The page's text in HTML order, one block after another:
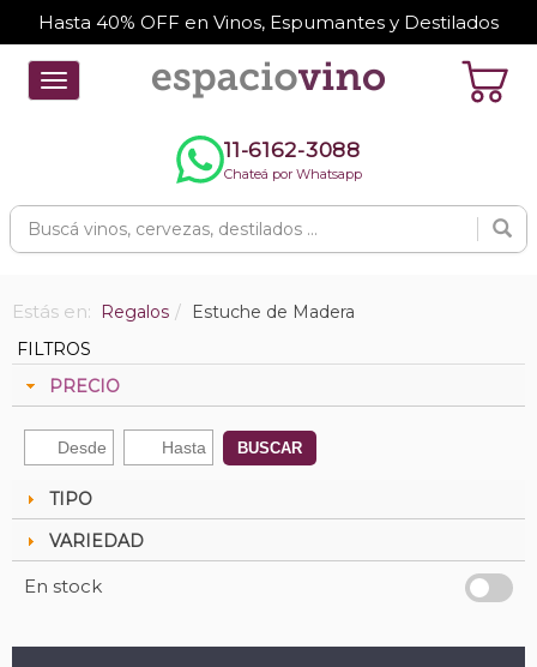
Hasta 40% OFF en Vinos, Espumantes y Destilados
Toggle
navigation
11-6162-3088
Chateá por Whatsapp
Estás en: Regalos
Estuche de Madera
FILTROS
PRECIO
BUSCAR
TIPO
VARIEDAD
En stock